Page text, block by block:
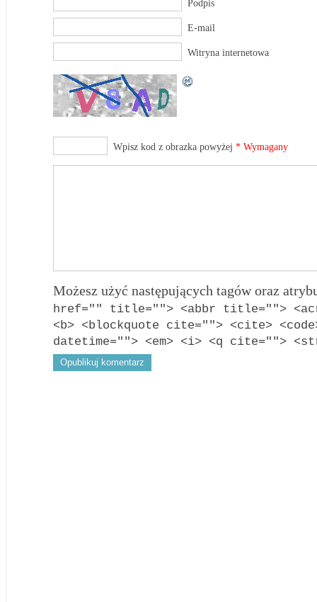
Podpis
E-mail
Witryna internetowa
Wpisz kod z obrazka powyżej * Wymagany
Możesz użyć następujących tagów oraz
href="" title=""> <abbr title="">
<b> <blockquote cite=""> <cite>
datetime=""> <em> <i> <q cite="">